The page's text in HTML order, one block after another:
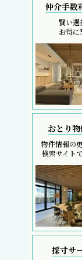
仲介手数
賢い選
お得に
おとり
物件情報の
検索サイト
採寸サ